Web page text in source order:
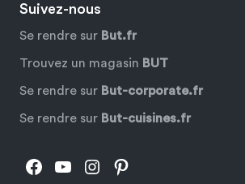
Suivez-nous
Se rendre sur But.fr
Trouvez un magasin BUT
Se rendre sur But-corporate.fr
Se rendre sur But-cuisines.fr
Facebook
YouTube
Instagram
Pinterest